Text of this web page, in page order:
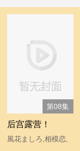
第08集
后宫露营！
風花ましろ,相模恋,